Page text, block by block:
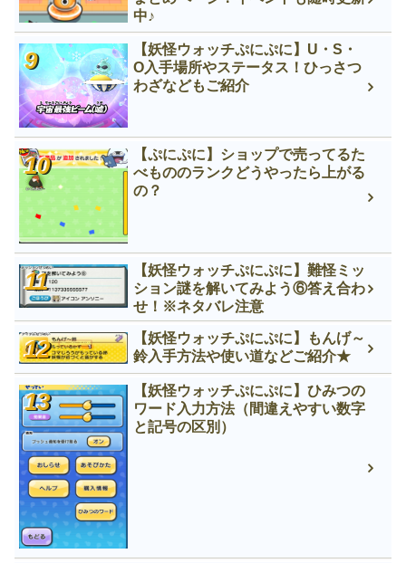
中♪
【妖怪ウォッチぷにぷに】U・S・
O入手場所やステータス！ひっさつ
わざなどもご紹介
【ぷにぷに】ショップで売ってるた
べもののランクどうやったら上がる
の？
【妖怪ウォッチぷにぷに】難怪ミッ
ション謎を解いてみよう⑥答え合わ
せ！※ネタバレ注意
【妖怪ウォッチぷにぷに】もんげ～
鈴入手方法や使い道などご紹介★
【妖怪ウォッチぷにぷに】ひみつの
ワード入力方法（間違えやすい数字
と記号の区別）